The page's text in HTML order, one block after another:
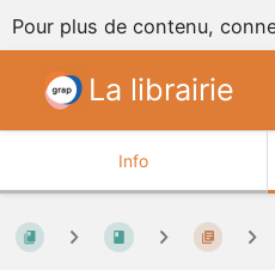
Pour plus de contenu,
La librairie
Info